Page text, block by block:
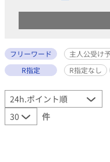
フリーワード
主人公受け
R指定
R指定なし
件